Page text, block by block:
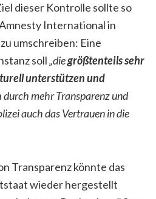
dieser Kontrolle sollte so
International in
umschreiben: Eine
soll„diegrößtenteils sehr
unterstützen und
mehr Transparenz und
auch das Vertrauen in die
Transparenz könnte das
wieder hergestellt